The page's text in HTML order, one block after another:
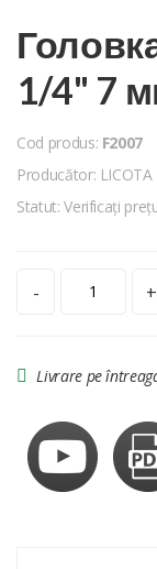
1/4" 7
Cod produs: F2007
Producător: LICOTA
Statut: Verificați
- +
Livrare pe